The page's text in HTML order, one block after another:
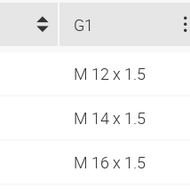
G1
M 12 x 1.5
M 14 x 1.5
M 16 x 1.5